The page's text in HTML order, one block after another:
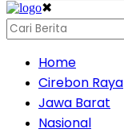
✖
Home
Cirebon Raya
Jawa Barat
Nasional